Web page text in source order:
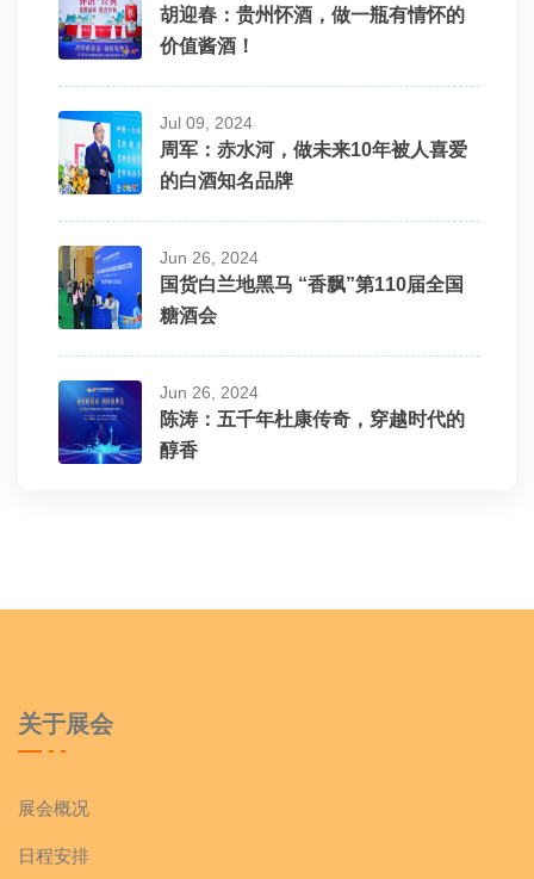
胡迎春：贵州怀酒，做一瓶有情怀的
价值酱酒！
Jul 09, 2024
周军：赤水河，做未来10年被人喜爱
的白酒知名品牌
Jun 26, 2024
国货白兰地黑马 “香飘”第110届全国
糖酒会
Jun 26, 2024
陈涛：五千年杜康传奇，穿越时代的
醇香
关于展会
展会概况
日程安排